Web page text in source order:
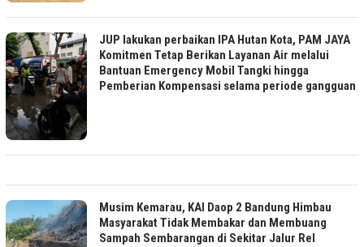
JUP lakukan perbaikan IPA Hutan Kota, PAM JAYA
Komitmen Tetap Berikan Layanan Air melalui
Bantuan Emergency Mobil Tangki hingga
Pemberian Kompensasi selama periode gangguan
Musim Kemarau, KAI Daop 2 Bandung Himbau
Masyarakat Tidak Membakar dan Membuang
Sampah Sembarangan di Sekitar Jalur Rel